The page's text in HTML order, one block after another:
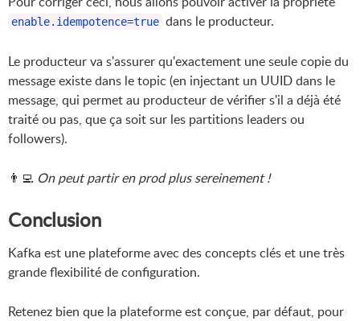
enable.idempotence=true dans le producteur.
Le producteur va s'assurer qu'exactement une seule copie du
message existe dans le topic (en injectant un UUID dans le
message, qui permet au producteur de vérifier s'il a déjà été
traité ou pas, que ça soit sur les partitions leaders ou
followers).
👨‍💻 On peut partir en prod plus sereinement !
Conclusion
Kafka est une plateforme avec des concepts clés et une très
grande flexibilité de configuration.
Retenez bien que la plateforme est conçue, par défaut, pour